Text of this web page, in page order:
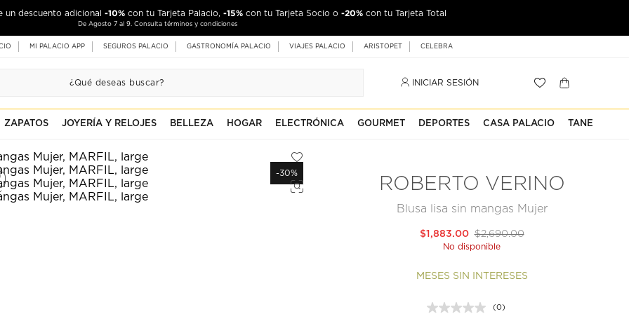
un descuento adicional -10% con tu Tarjeta Palacio, -15% con tu Tarjeta Socio o -20% con tu Tarjeta Total
De Agosto 7 al 9. Consulta términos y condiciones
MI PALACIO APP SEGUROS PALACIO GASTRONOMÍA PALACIO VIAJES PALACIO ARISTOPET CELEBRA
INICIAR SESIÓN
ZAPATOS JOYERÍA Y RELOJES BELLEZA HOGAR ELECTRÓNICA GOURMET DEPORTES CASA PALACIO TANE
-30%
ROBERTO VERINO
Blusa lisa sin mangas Mujer
$2,690.00
$1,883.00
No disponible
MESES SIN INTERESES
(0)